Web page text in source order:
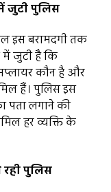
जुटी पुलिस
इस बरामदगी तक
में जुटी है कि
कौन है और
हैं। पुलिस इस
पता लगाने की
हर व्यक्ति के
पुलिस